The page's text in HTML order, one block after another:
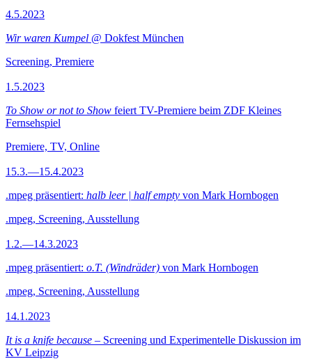
4.5.2023
Wir waren Kumpel @ Dokfest München
Screening, Premiere
1.5.2023
To Show or not to Show feiert TV-Premiere beim ZDF Kleines
Fernsehspiel
Premiere, TV, Online
15.3.—15.4.2023
.mpeg präsentiert: halb leer | half empty von Mark Hornbogen
.mpeg, Screening, Ausstellung
1.2.—14.3.2023
.mpeg präsentiert: o.T. (Windräder) von Mark Hornbogen
.mpeg, Screening, Ausstellung
14.1.2023
It is a knife because – Screening und Experimentelle Diskussion im
KV Leipzig